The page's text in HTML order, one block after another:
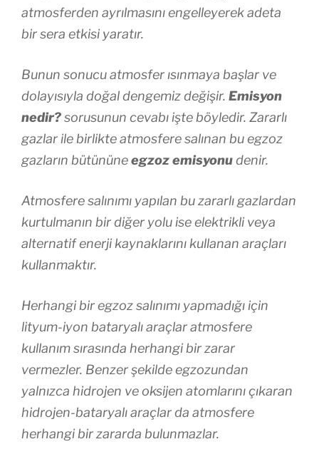
atmosferden ayrılmasını engelleyerek adeta
bir sera etkisi yaratır.
Bunun sonucu atmosfer ısınmaya başlar ve
dolayısıyla doğal dengemiz değişir. Emisyon
nedir?sorusunun cevabı işte böyledir. Zararlı
gazlar ile birlikte atmosfere salınan bu egzoz
gazların bütününeegzoz emisyonudenir.
Atmosfere salınımı yapılan bu zararlı gazlardan
kurtulmanın bir diğer yolu ise elektrikli veya
alternatif enerji kaynaklarını kullanan araçları
kullanmaktır.
Herhangi bir egzoz salınımı yapmadığı için
lityum-iyon bataryalı araçlar atmosfere
kullanım sırasında herhangi bir zarar
vermezler. Benzer şekilde egzozundan
yalnızca hidrojen ve oksijen atomlarını çıkaran
hidrojen-bataryalı araçlar da atmosfere
herhangi bir zararda bulunmazlar.